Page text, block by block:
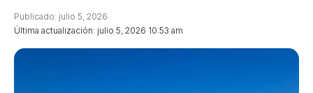
Última actualización: julio 5, 2026 10:53 am
Publicado: julio 5, 2026